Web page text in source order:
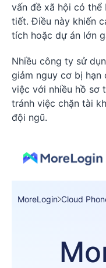
vấn đề xã hội có
tiết. Điều này khiến
tích hoặc dự án lớn
Nhiều công ty sử
giảm nguy cơ bị hạn
việc với nhiều hồ sơ
tránh việc chặn tài
đội ngũ.